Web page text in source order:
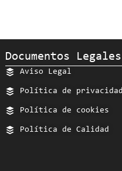
Documentos Legales
Aviso Legal
Política de privacidad
Política de cookies
Política de Calidad